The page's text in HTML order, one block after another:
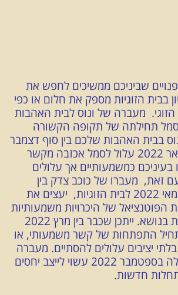
שביניכם ממשיכים לחפש את
בבית הזוגיות מספק את חלום או כפי
מעברה של ונוס לבית האהבות
2021 מסמל תחילתה של תקופה הקשורה
בבית האהבות שלכם בין סוף דצמבר
2021 ועד סוף ינואר 2022 עלול לסמל אכזבה מקשר
בעיניכם כמשמעותיים אך עלולים
זאת, מעברו של כוכב צדק בין
דצמבר 2021 עד מאי 2022 לבית הזוגיות, יעצים את
הפוטנציאל של היכרויות משמעותיות
ותחושת התחדשות בנושא. ייתכן שכבר בין מרץ 2022
מאי 2022 תתחיל התפתחות של קשר משמעותי, או
יציבים עלולים להסתיים. מעברה
של ונוס למזל בתולה בספטמבר 2022 עשוי לייצב יחסים
חדשות.